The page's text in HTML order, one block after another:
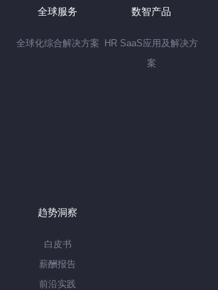
全球服务
全球化综合解决方案
数智产品
HR SaaS应用及解决方
案
趋势洞察
白皮书
薪酬报告
前沿实践